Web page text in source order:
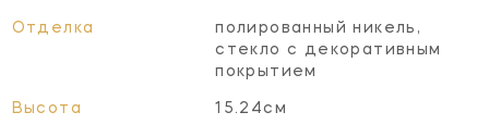
Отделка
полированный никель,
стекло с декоративным
покрытием
Высота 15.24см